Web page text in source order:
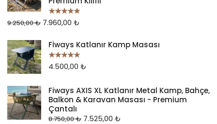
5 üzerinden
9.250,00₺ 7.960,00 ₺
Fİways Katlanır Kamp Masası
5 üzerinden
4.500,00 ₺
Fiways AXIS XL Katlanır Metal Kamp, Bahçe,
Balkon & Karavan Masası - Premium
Çantalı
8.750,00₺ 7.525,00 ₺